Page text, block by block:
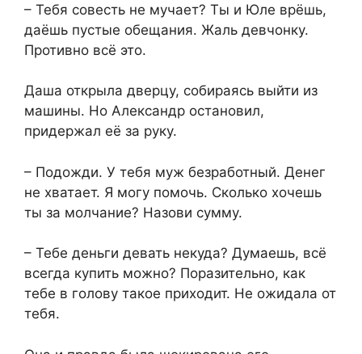
– Тебя совесть не мучает? Ты и Юле врёшь,
даёшь пустые обещания. Жаль девчонку.
Противно всё это.
Даша открыла дверцу, собираясь выйти из
машины. Но Александр остановил,
придержал её за руку.
– Подожди. У тебя муж безработный. Денег
не хватает. Я могу помочь. Сколько хочешь
ты за молчание? Назови сумму.
– Тебе деньги девать некуда? Думаешь, всё
всегда купить можно? Поразительно, как
тебе в голову такое приходит. Не ожидала от
тебя.